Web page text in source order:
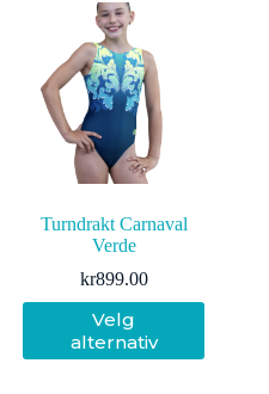
kan
velges
på
produktsiden
Turndrakt Carnaval
Verde
kr899.00
Velg
alternativ
Dette
produktet
har